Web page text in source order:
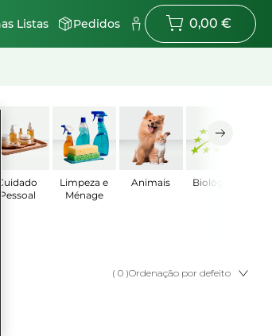
Listas Pedidos 0,00 €
Cuidado
Pessoal
Limpeza e
Ménage
Animais Biológicos
( 0 )Ordenação por defeito